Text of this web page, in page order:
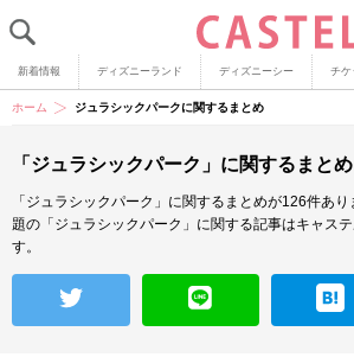
新着情報 ディズニーランド ディズニーシー チケ
ホーム ジュラシックパークに関するまとめ
「ジュラシックパーク」に関するまとめ
「ジュラシックパーク」に関するまとめが126件あり
題の「ジュラシックパーク」に関する記事はキャス
す。